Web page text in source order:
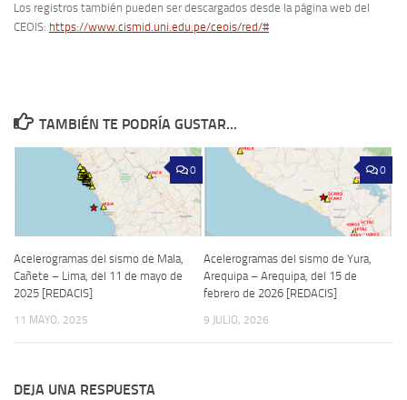
Los registros también pueden ser descargados desde la página web del
CEOIS: https://www.cismid.uni.edu.pe/ceois/red/#
TAMBIÉN TE PODRÍA GUSTAR...
0
Acelerogramas del sismo de Mala,
Cañete – Lima, del 11 de mayo de
2025 [REDACIS]
11 MAYO, 2025
0
Acelerogramas del sismo de Yura,
Arequipa – Arequipa, del 15 de
febrero de 2026 [REDACIS]
9 JULIO, 2026
DEJA UNA RESPUESTA